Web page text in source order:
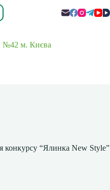
№42 м. Києва
конкурсу “Ялинка New Style”